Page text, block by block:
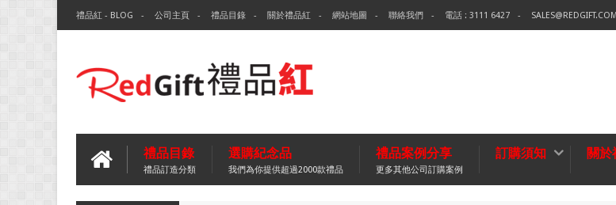
禮品紅 - BLOG 公司主頁 禮品目錄 關於禮品紅 網站地圖 聯絡我們 電話 : 3111 6427
禮品目錄
禮品訂造分類
選購紀念品
我們為你提供超過2000款禮品
禮品案例分享
更多其他公司訂購案例
訂購須知 關於